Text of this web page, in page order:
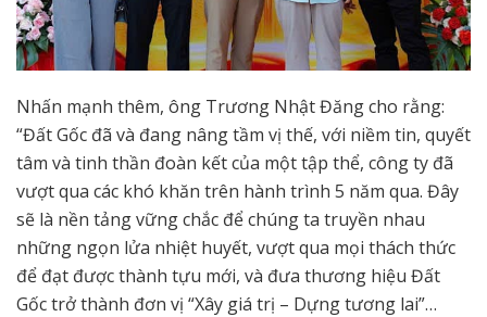
Nhấn mạnh thêm, ông Trương Nhật Đăng cho rằng:
“Đất Gốc đã và đang nâng tầm vị thế, với niềm tin, quyết
tâm và tinh thần đoàn kết của một tập thể, công ty đã
vượt qua các khó khăn trên hành trình 5 năm qua. Đây
sẽ là nền tảng vững chắc để chúng ta truyền nhau
những ngọn lửa nhiệt huyết, vượt qua mọi thách thức
để đạt được thành tựu mới, và đưa thương hiệu Đất
Gốc trở thành đơn vị “Xây giá trị – Dựng tương lai”…